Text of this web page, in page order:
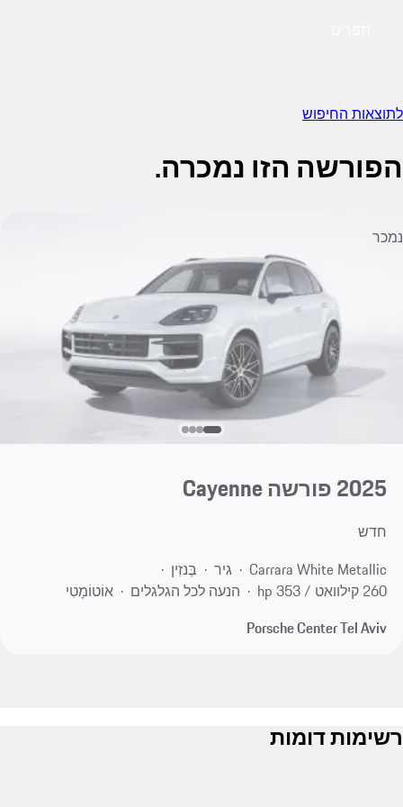
לתוצאות החיפוש
הפורשה הזו נמכרה.
נמכר
2025 פורשה Cayenne
חדש
Carrara White Metallic
גיר
בֶּנזִין
260 קילוואט / 353 hp
הנעה לכל הגלגלים
אוֹטוֹמָטִי
Porsche Center Tel Aviv
רשימות דומות